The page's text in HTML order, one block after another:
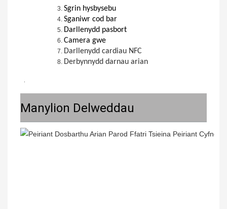
Sgrin hysbysebu
Sganiwr cod bar
Darllenydd pasbort
Camera gwe
Darllenydd cardiau NFC
Derbynnydd darnau arian
Manylion Delweddau